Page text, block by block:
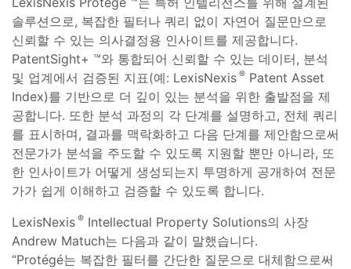
솔루션으로, 복잡한 필터나 쿼리 없이 자연어 질문만으로
신뢰할 수 있는 의사결정용 인사이트를 제공합니다.
PatentSight+ ™와 통합되어 신뢰할 수 있는 데이터, 분석
및 업계에서 검증된 지표(예: LexisNexis ® Patent Asset
Index)를 기반으로 더 깊이 있는 분석을 위한 출발점을 제
공합니다. 또한 분석 과정의 각 단계를 설명하고, 전체 쿼리
를 표시하며, 결과를 맥락화하고 다음 단계를 제안함으로써
전문가가 분석을 주도할 수 있도록 지원할 뿐만 아니라, 또
한 인사이트가 어떻게 생성되는지 투명하게 공개하여 전문
가가 쉽게 이해하고 검증할 수 있도록 합니다.
LexisNexis ® Intellectual Property Solutions의 사장
Andrew Matuch는 다음과 같이 말했습니다.
“Protégé는 복잡한 필터를 간단한 질문으로 대체함으로써